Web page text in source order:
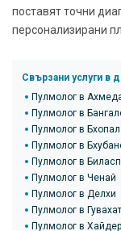
поставят точни
персонализирани
Свързани услуги в
Пулмолог в
Пулмолог в
Пулмолог в Бхопал
Пулмолог в
Пулмолог в
Пулмолог в Ченай
Пулмолог в Делхи
Пулмолог в
Пулмолог в